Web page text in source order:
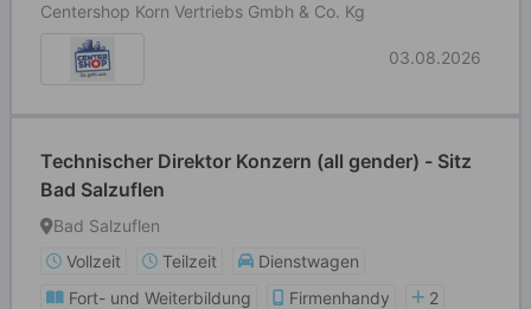
Centershop Korn Vertriebs Gmbh & Co. Kg
03.08.2026
Technischer Direktor Konzern (all gender) - Sitz
Bad Salzuflen
Bad Salzuflen
Vollzeit
Teilzeit
Dienstwagen
Fort- und Weiterbildung
Firmenhandy
2